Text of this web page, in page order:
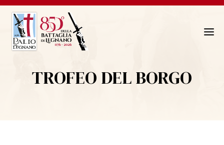
N
TROFEO DEL BORGO